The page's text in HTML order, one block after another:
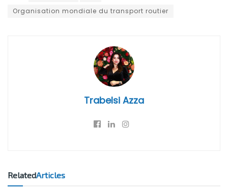
Organisation mondiale du transport routier
Trabelsi Azza
RelatedArticles